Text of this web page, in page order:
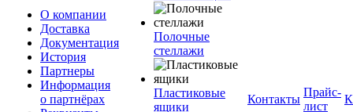
О компании
Доставка
Документация
История
Партнеры
Информация
о партнёрах
Полочные
стеллажи
Пластиковые
ящики
Контакты
Прайс-
лист